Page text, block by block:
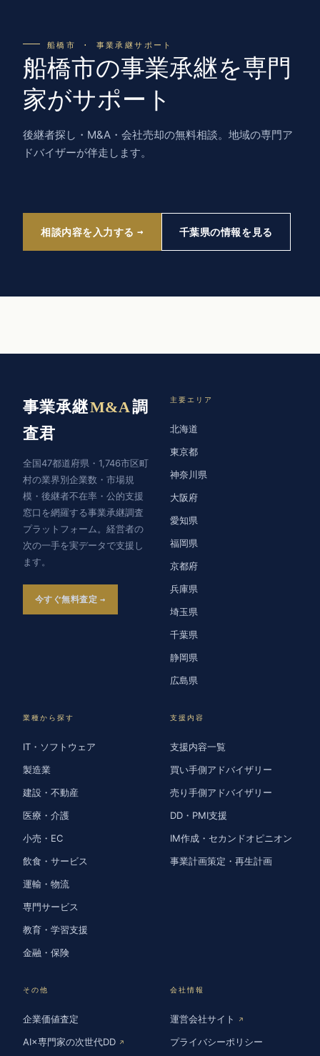
船橋市 · 事業承継サポート
船橋市の事業承継を専門
家がサポート
後継者探し・M&A・会社売却の無料相談。地域の専門ア
ドバイザーが伴走します。
相談内容を入力する 千葉県の情報を見る
事業承継M&A調
査君
全国47都道府県・1,746市区町
村の業界別企業数・市場規
模・後継者不在率・公的支援
窓口を網羅する事業承継調査
プラットフォーム。経営者の
次の一手を実データで支援し
ます。
今すぐ無料査定
主要エリア
北海道
東京都
神奈川県
大阪府
愛知県
福岡県
京都府
兵庫県
埼玉県
千葉県
静岡県
広島県
業種から探す
IT・ソフトウェア
製造業
建設・不動産
医療・介護
小売・EC
飲食・サービス
運輸・物流
専門サービス
教育・学習支援
金融・保険
支援内容
支援内容一覧
買い手側アドバイザリー
売り手側アドバイザリー
DD・PMI支援
IM作成・セカンドオピニオン
事業計画策定・再生計画
その他
企業価値査定
AI×専門家の次世代DD ↗
会社情報
運営会社サイト ↗
プライバシーポリシー